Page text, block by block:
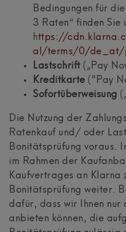
Bedingungen für
3 Raten“ finden Sie
https://
al/terms/0/de_at/
Lastschrift („Pay
Kreditkarte ("Pay
Sofortüberweisung
Die Nutzung der
Ratenkauf und/ oder
Bonitätsprüfung voraus.
im Rahmen der
Kaufvertrages an Klarna
Bonitätsprüfung weiter.
dafür, dass wir Ihnen
anbieten können, die